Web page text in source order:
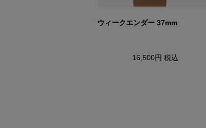
ウィークエンダー 37mm
16,500円 税込